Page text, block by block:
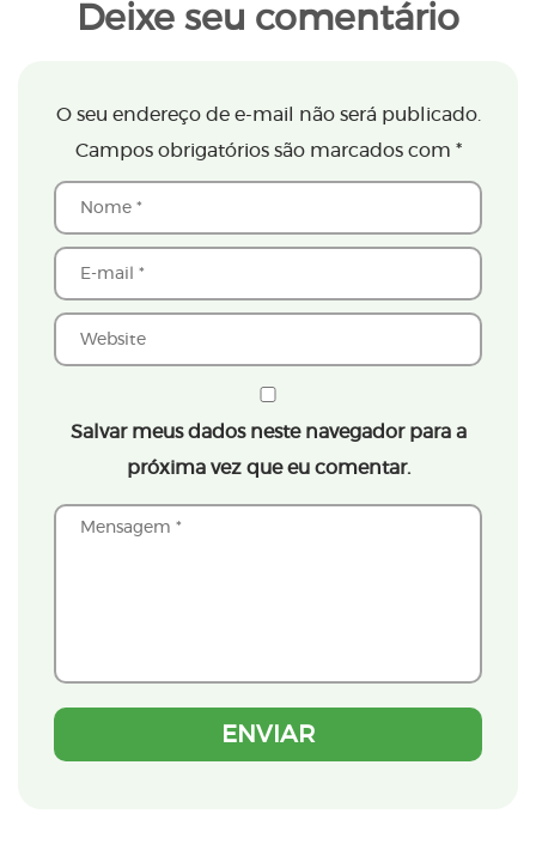
Deixe seu comentário
O seu endereço de e-mail não será publicado.
Campos obrigatórios são marcados com *
Salvar meus dados neste navegador para a
próxima vez que eu comentar.